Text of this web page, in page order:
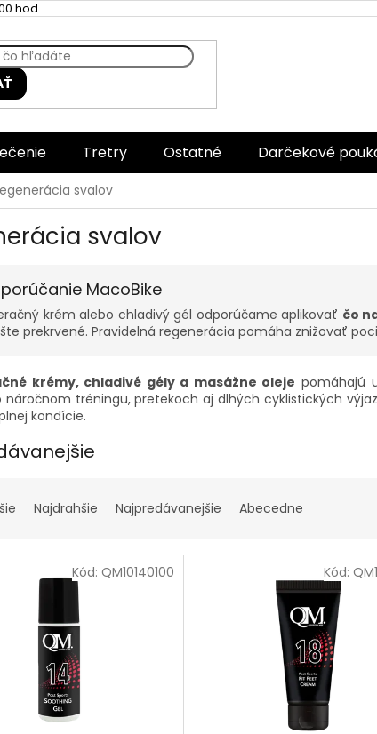
hod.
Tretry Ostatné Darčekové
svalov
svalov
MacoBike
krém alebo chladivý gél odporúčame aplikovať čo
prekrvené. Pravidelná regenerácia pomáha znižovať
krémy, chladivé gély a masážne oleje pomáhajú
náročnom tréningu, pretekoch aj dlhých cyklistických
kondície.
Najdrahšie Najpredávanejšie Abecedne
Kód: QM10140100 Kód: